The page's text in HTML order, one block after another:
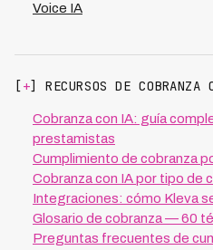
Voice IA
[+] RECURSOS DE COBRANZA
Cobranza con IA: guía
prestamistas
Cumplimiento de cobranza
Cobranza con IA por tipo de
Integraciones: cómo Kleva
Glosario de cobranza — 60
Preguntas frecuentes de